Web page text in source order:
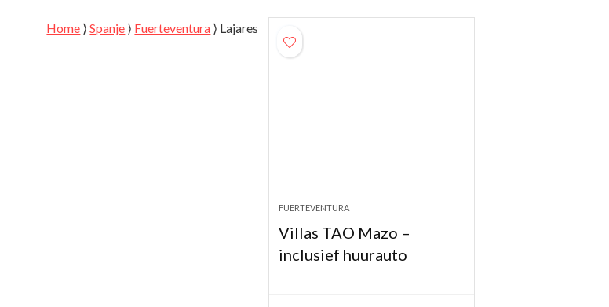
Home ⟩Spanje ⟩ Fuerteventura ⟩ Lajares
FUERTEVENTURA
Villas TAO Mazo –
inclusief huurauto